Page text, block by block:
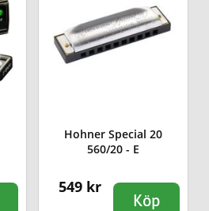
Hohner Special 20
560/20 - E
549 kr
Köp